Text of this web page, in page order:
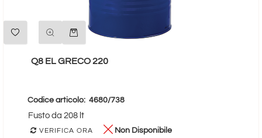
Quantità
Q8 EL GRECO 220
Codice articolo: 4680/738
Fusto da 208 lt
VERIFICA ORA Non Disponibile